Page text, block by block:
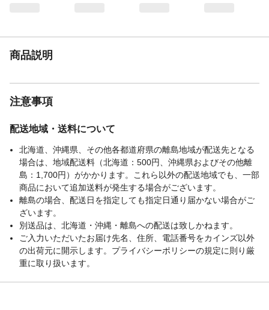
商品説明
注意事項
配送地域・送料について
北海道、沖縄県、その他各都道府県の離島地域が配送先となる
場合は、地域配送料（北海道：500円、沖縄県およびその他離
島：1,700円）がかかります。これら以外の配送地域でも、一部
商品において追加送料が発生する場合がございます。
離島の場合、配送日を指定しても指定日通り届かない場合がご
ざいます。
別送品は、北海道・沖縄・離島への配送は致しかねます。
ご入力いただいたお届け先名、住所、電話番号をカインズ以外
の出荷元に開示します。プライバシーポリシーの規定に則り厳
重に取り扱います。